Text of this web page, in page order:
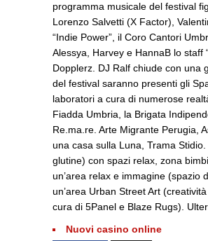
programma musicale del festival
Lorenzo Salvetti (X Factor),
“Indie Power”, il Coro Cantori
Alessya, Harvey e HannaB lo staff
Dopplerz. DJ Ralf chiude con una
del festival saranno presenti gli
laboratori a cura di numerose
Fiadda Umbria, la Brigata
Re.ma.re. Arte Migrante Perugia,
una casa sulla Luna, Trama
glutine) con spazi relax, zona
un’area relax e immagine (spazio
un’area Urban Street Art
cura di 5Panel e Blaze Rugs).
Nuovi casino online